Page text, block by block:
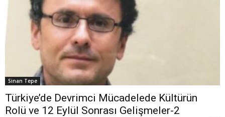
Sinan Tepe
Türkiye’de Devrimci Mücadelede Kültürün
Rolü ve 12 Eylül Sonrası Gelişmeler-2